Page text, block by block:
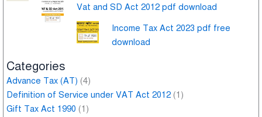
Vat and SD Act 2012 pdf download
Income Tax Act 2023 pdf free
download
Categories
Advance Tax (AT) (4)
Definition of Service under VAT Act 2012 (1)
Gift Tax Act 1990 (1)